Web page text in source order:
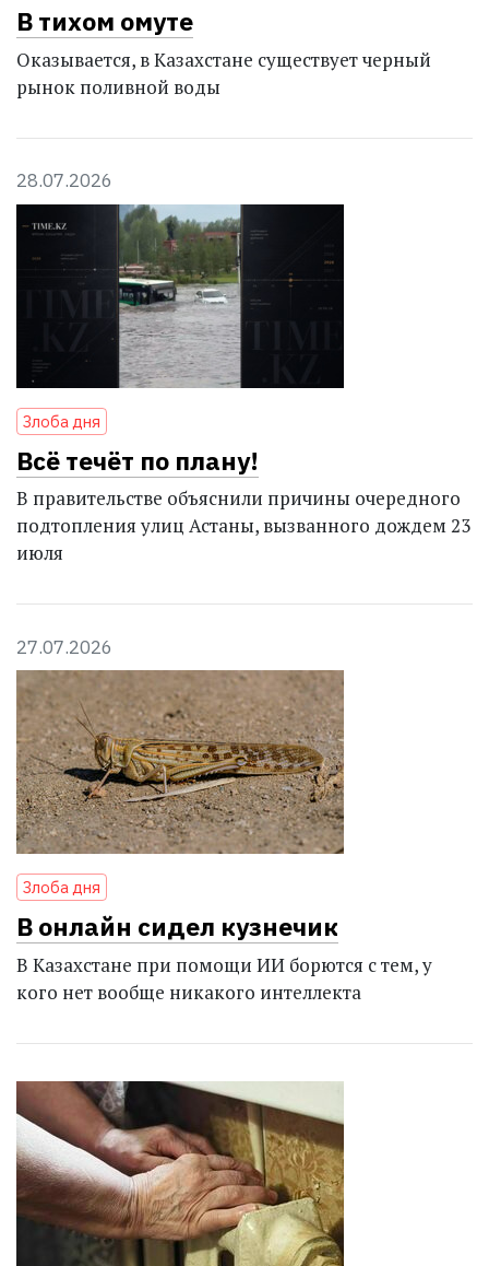
В тихом омуте
Оказывается, в Казахстане существует черный
рынок поливной воды
28.07.2026
Злоба дня
Всё течёт по плану!
В правительстве объяснили причины очередного
подтопления улиц Астаны, вызванного дождем 23
июля
27.07.2026
Злоба дня
В онлайн сидел кузнечик
В Казахстане при помощи ИИ борются с тем, у
кого нет вообще никакого интеллекта